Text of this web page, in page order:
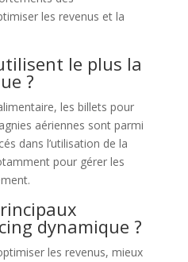
les revenus et la
le plus la
?
les billets pour
aériennes sont parmi
dans l’utilisation de la
pour gérer les
dynamique ?
les revenus, mieux